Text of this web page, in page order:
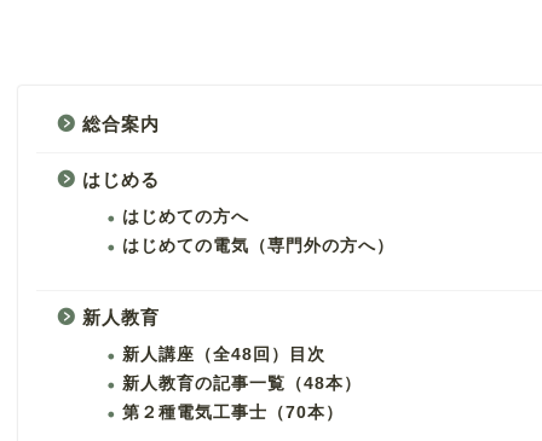
総合案内
はじめる
はじめての方へ
はじめての電気（専門外の方へ）
新人教育
新人講座（全48回）目次
新人教育の記事一覧（48本）
第２種電気工事士（70本）